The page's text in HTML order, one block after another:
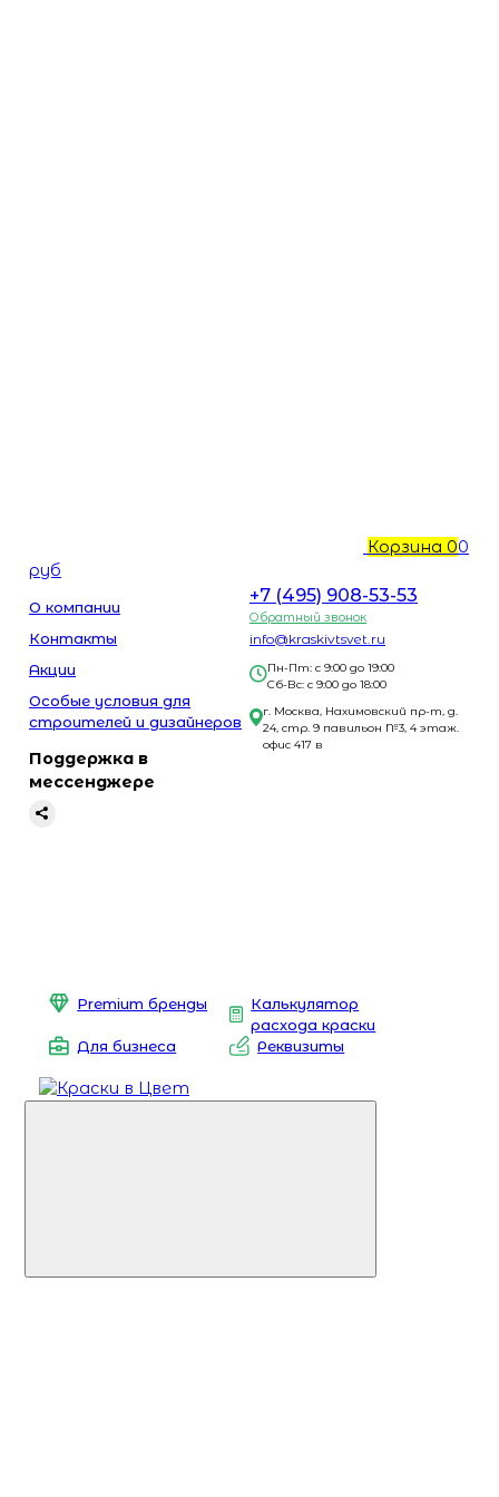
Корзина 00
руб
О компании
Контакты
Акции
Особые условия для
строителей и дизайнеров
Поддержка в
мессенджере
+7 (495) 908-53-53
Обратный звонок
info@kraskivtsvet.ru
Пн-Пт: с 9:00 до 19:00
Сб-Вс: с 9:00 до 18:00
г. Москва, Нахимовский пр-т, д.
24, стр. 9 павильон №3, 4 этаж.
офис 417 в
Premium бренды
Калькулятор
расхода краски
Для бизнеса
Реквизиты